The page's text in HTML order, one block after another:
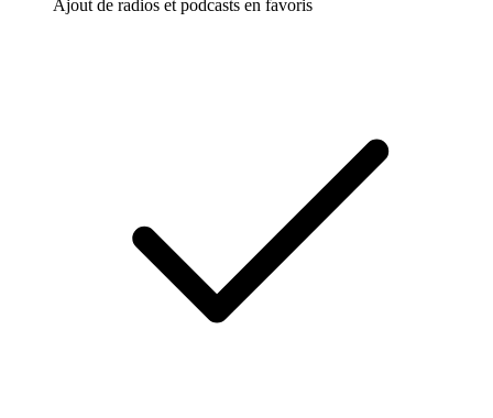
Ajout de radios et podcasts en favoris